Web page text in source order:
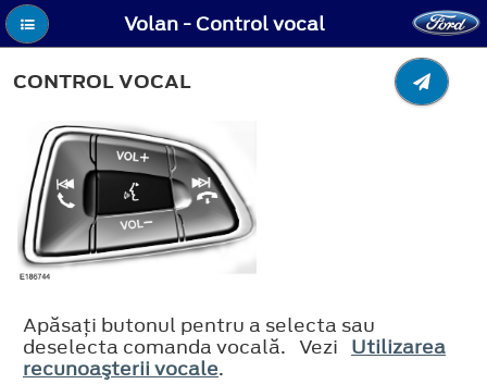
Volan - Control vocal
CONTROL VOCAL
Apăsaţi butonul pentru a selecta sau
deselecta comanda vocală. Vezi Utilizarea
recunoaşterii vocale.